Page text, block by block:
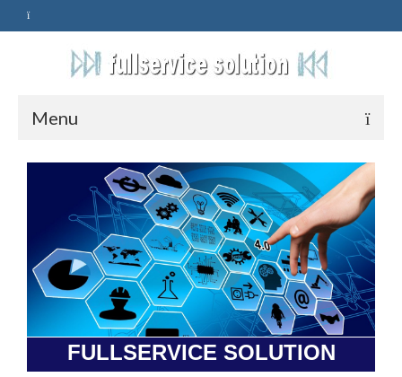
Menu
HOME
ASSISTENZA
POLITICA
Qualità
PRIVACY
FULLSERVICE SOLUTION